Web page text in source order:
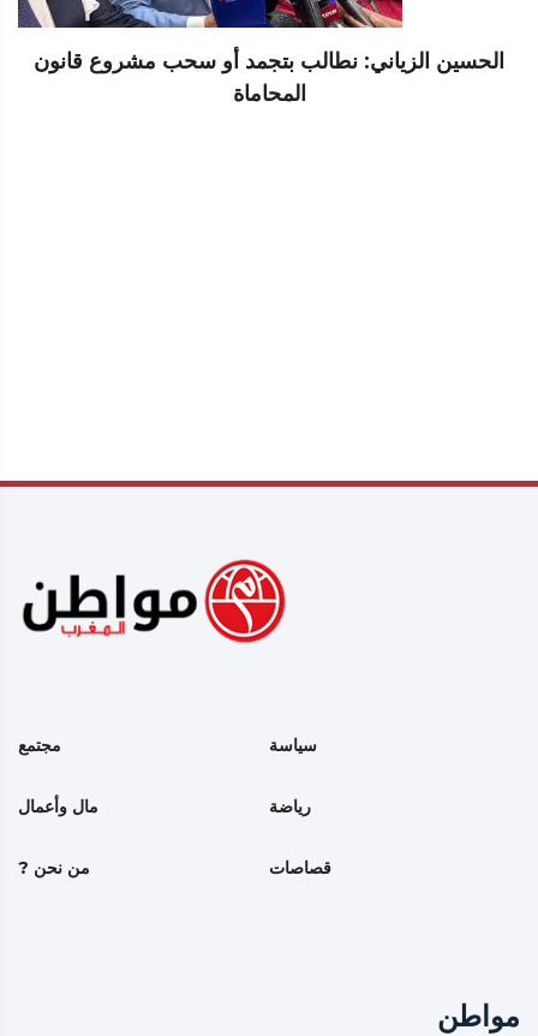
الحسين الزياني: نطالب بتجمد أو سحب مشروع قانون
المحاماة
سياسة مجتمع
رياضة مال وأعمال
قصاصات من نحن ?
مواطن